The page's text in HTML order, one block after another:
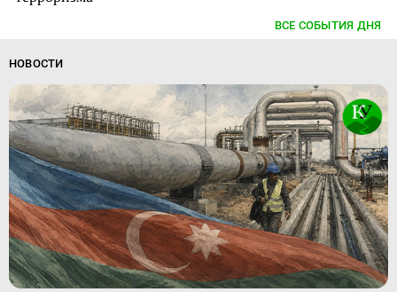
ВСЕ СОБЫТИЯ ДНЯ
НОВОСТИ